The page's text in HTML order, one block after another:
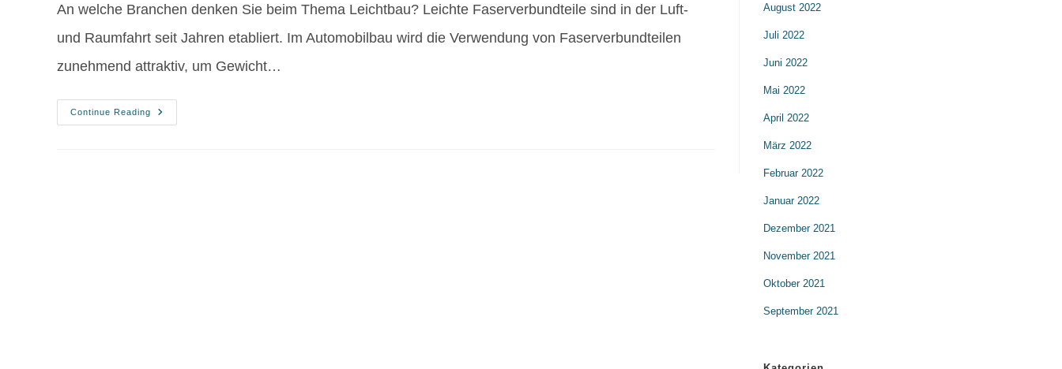
An welche Branchen denken Sie beim Thema Leichtbau? Leichte Faserverbundteile sind in der Luft-
und Raumfahrt seit Jahren etabliert. Im Automobilbau wird die Verwendung von Faserverbundteilen
zunehmend attraktiv, um Gewicht…
Continue Reading
August 2022
Juli 2022
Juni 2022
Mai 2022
April 2022
März 2022
Februar 2022
Januar 2022
Dezember 2021
November 2021
Oktober 2021
September 2021